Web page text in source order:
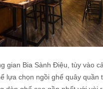
gian Bia Sành Điệu, tùy vào
lựa chọn ngồi ghế quây quần